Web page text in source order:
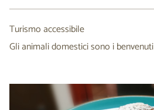
Turismo accessibile
Gli animali domestici sono i benvenuti